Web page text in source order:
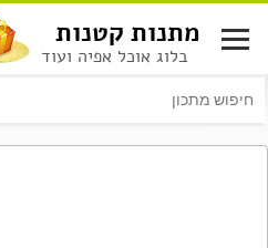
לתוכן
מתנות קטנות
בלוג אוכל אפיה ועוד